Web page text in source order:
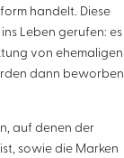
handelt. Diese
Leben gerufen: es
von ehemaligen
dann beworben
auf denen der
sowie die Marken